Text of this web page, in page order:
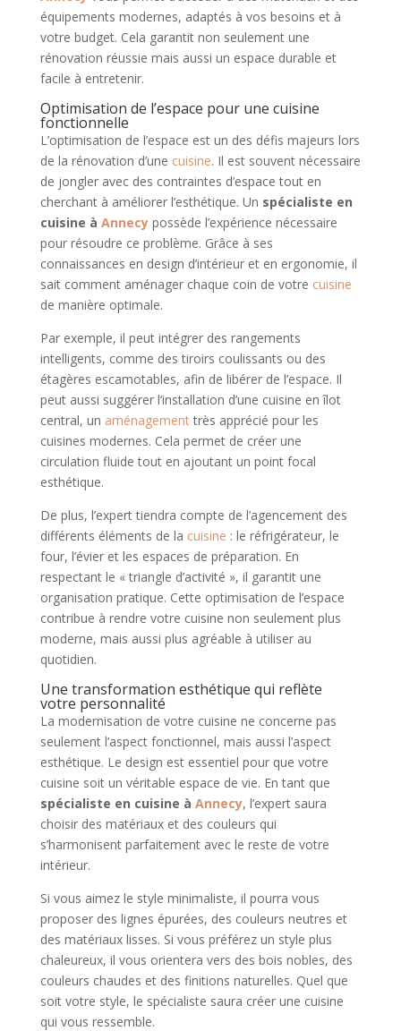
équipements modernes, adaptés à vos besoins et à
votre budget. Cela garantit non seulement une
rénovation réussie mais aussi un espace durable et
facile à entretenir.
Optimisation de l’espace pour une cuisine
fonctionnelle
L’optimisation de l’espace est un des défis majeurs lors
de la rénovation d’une cuisine. Il est souvent nécessaire
de jongler avec des contraintes d’espace tout en
cherchant à améliorer l’esthétique. Un spécialiste en
cuisine à Annecypossède l’expérience nécessaire
pour résoudre ce problème. Grâce à ses
connaissances en design d’intérieur et en ergonomie, il
sait comment aménager chaque coin de votre cuisine
de manière optimale.
Par exemple, il peut intégrer des rangements
intelligents, comme des tiroirs coulissants ou des
étagères escamotables, afin de libérer de l’espace. Il
peut aussi suggérer l’installation d’une cuisine en îlot
central, un aménagementtrès apprécié pour les
cuisines modernes. Cela permet de créer une
circulation fluide tout en ajoutant un point focal
esthétique.
De plus, l’expert tiendra compte de l’agencement des
différents éléments de la cuisine : le réfrigérateur, le
four, l’évier et les espaces de préparation. En
respectant le « triangle d’activité », il garantit une
organisation pratique. Cette optimisation de l’espace
contribue à rendre votre cuisine non seulement plus
moderne, mais aussi plus agréable à utiliser au
quotidien.
Une transformation esthétique qui reflète
votre personnalité
La modernisation de votre cuisine ne concerne pas
seulement l’aspect fonctionnel, mais aussi l’aspect
esthétique. Le design est essentiel pour que votre
cuisine soit un véritable espace de vie. En tant que
spécialiste en cuisine à Annecy, l’expert saura
choisir des matériaux et des couleurs qui
s’harmonisent parfaitement avec le reste de votre
intérieur.
Si vous aimez le style minimaliste, il pourra vous
proposer des lignes épurées, des couleurs neutres et
des matériaux lisses. Si vous préférez un style plus
chaleureux, il vous orientera vers des bois nobles, des
couleurs chaudes et des finitions naturelles. Quel que
soit votre style, le spécialiste saura créer une cuisine
qui vous ressemble.